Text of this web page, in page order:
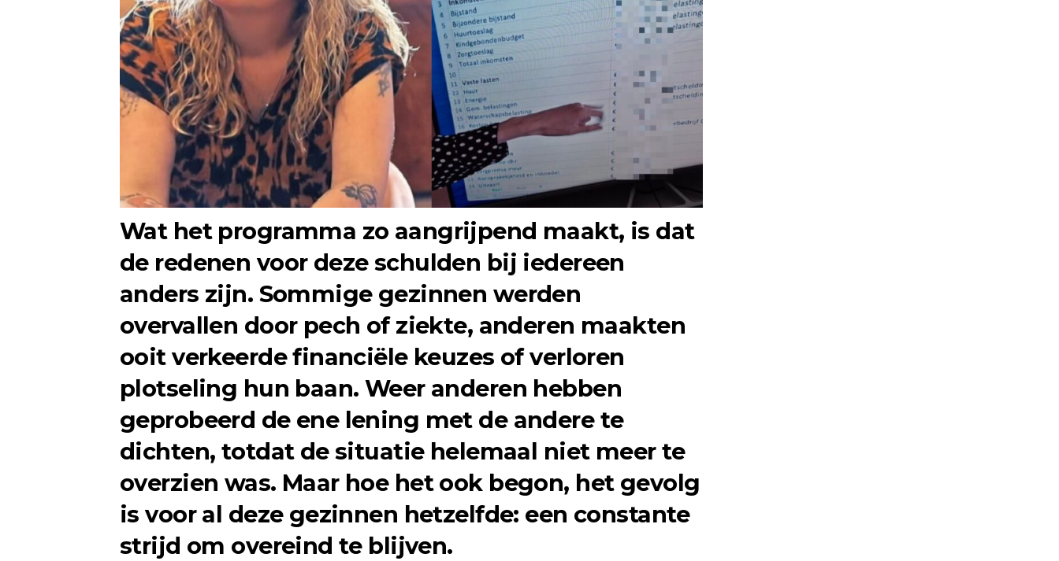
Wat het programma zo aangrijpend maakt, is dat
de redenen voor deze schulden bij iedereen
anders zijn. Sommige gezinnen werden
overvallen door pech of ziekte, anderen maakten
ooit verkeerde financiële keuzes of verloren
plotseling hun baan. Weer anderen hebben
geprobeerd de ene lening met de andere te
dichten, totdat de situatie helemaal niet meer te
overzien was. Maar hoe het ook begon, het gevolg
is voor al deze gezinnen hetzelfde: een constante
strijd om overeind te blijven.